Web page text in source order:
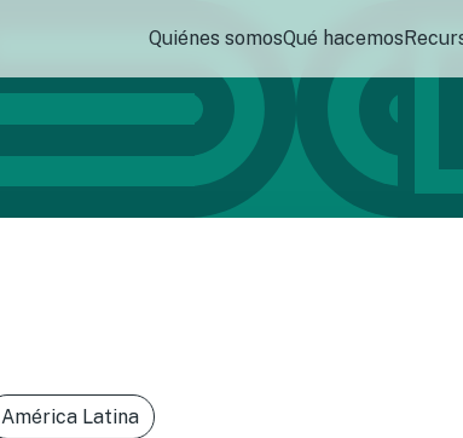
Quiénes somosQué hacemos
América Latina